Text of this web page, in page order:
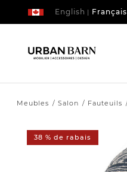
| Français
English
Meubles Salon Fauteuils
38 % de rabais